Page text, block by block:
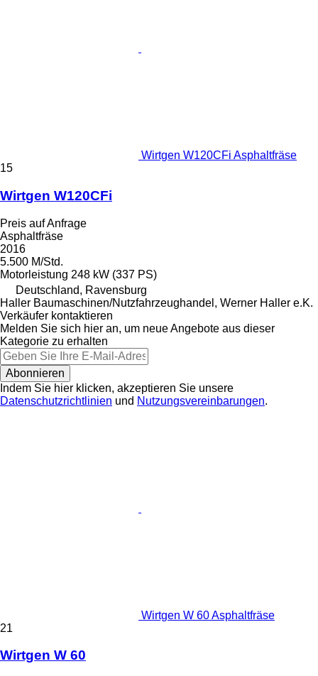
Wirtgen W120CFi Asphaltfräse
15
Wirtgen W120CFi
Preis auf Anfrage
Asphaltfräse
2016
5.500 M/Std.
Motorleistung 248 kW (337 PS)
Deutschland, Ravensburg
Haller Baumaschinen/Nutzfahrzeughandel, Werner Haller e.K.
Verkäufer kontaktieren
Melden Sie sich hier an, um neue Angebote aus dieser
Kategorie zu erhalten
Abonnieren
Indem Sie hier klicken, akzeptieren Sie unsere
Datenschutzrichtlinien und Nutzungsvereinbarungen.
Wirtgen W 60 Asphaltfräse
21
Wirtgen W 60